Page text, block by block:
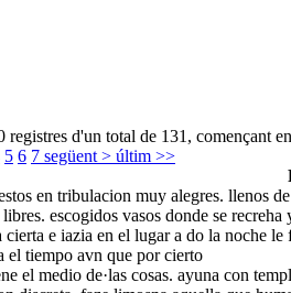
registres d'un total de 131, començant
5 6 7 següent > últim >>
en tribulacion muy alegres. llenos
escogidos vasos donde se recreha
cierta e iazia en el lugar a do la noche
el tiempo avn que por cierto
el medio de·las cosas. ayuna con